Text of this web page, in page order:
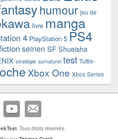
humour jeu de
livre manga
4 PlayStation 5 PS4
seinen SF Shueisha
stratégie surnaturel test Tuttle-
Xbox One Xbox Series
. Tous droits réservés.